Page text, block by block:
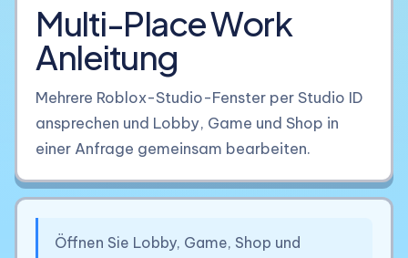
Multi-Place Work
Anleitung
Mehrere Roblox-Studio-Fenster per Studio ID
ansprechen und Lobby, Game und Shop in
einer Anfrage gemeinsam bearbeiten.
Öffnen Sie Lobby, Game, Shop und